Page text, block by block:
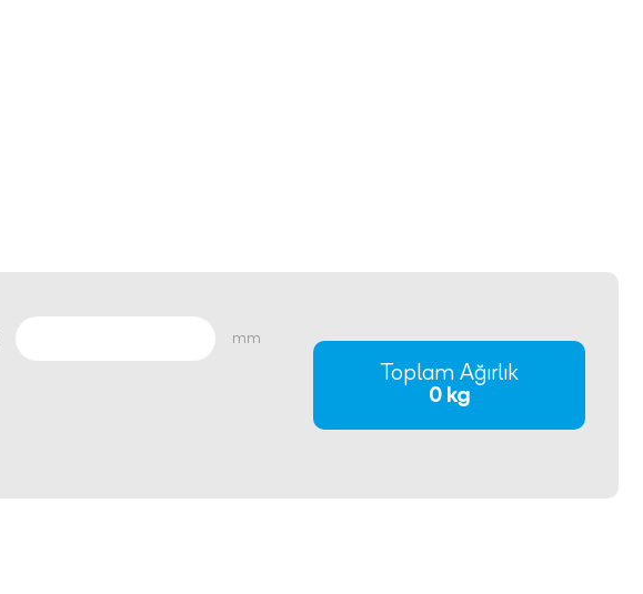
mm
Toplam Ağırlık
0 kg